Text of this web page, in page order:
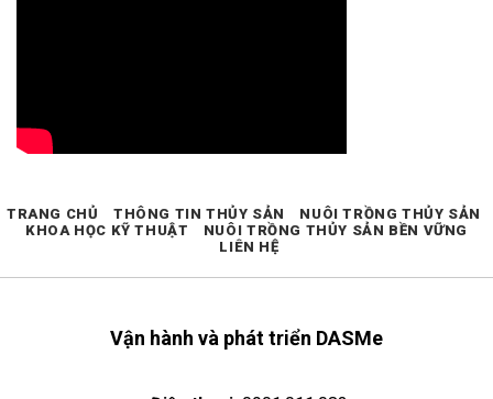
Vận hành và phát triển DASMe
TRANG CHỦ THÔNG TIN THỦY SẢN
NUÔI TRỒNG THỦY SẢN
KHOA HỌC KỸ THUẬT
NUÔI TRỒNG THỦY SẢN BỀN VỮNG
LIÊN HỆ